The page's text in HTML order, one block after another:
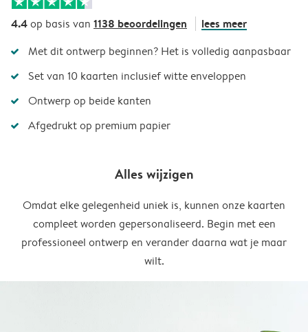
4.4op basis van 1138 beoordelingen lees meer
Met dit ontwerp beginnen? Het is volledig aanpasbaar
Set van 10 kaarten inclusief witte enveloppen
Ontwerp op beide kanten
Afgedrukt op premium papier
Alles wijzigen
Omdat elke gelegenheid uniek is, kunnen onze kaarten
compleet worden gepersonaliseerd. Begin met een
professioneel ontwerp en verander daarna wat je maar
wilt.